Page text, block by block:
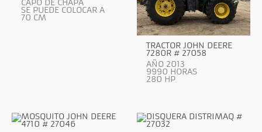
CAPÓ DE CHAPA
SE PUEDE COLOCAR A
70 CM
TRACTOR JOHN DEERE
7280R # 27058
AÑO 2013
9990 HORAS
280 HP